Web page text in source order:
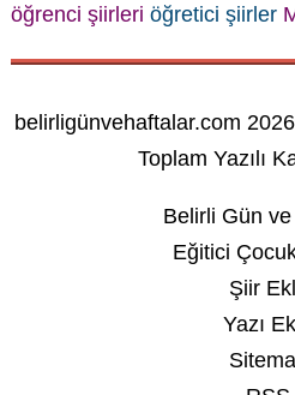
öğrenci şiirleri öğretici şiirler
belirligünvehaftalar.com
Toplam Yazılı
Belirli Gün
Eğitici
Şiir
Yazı